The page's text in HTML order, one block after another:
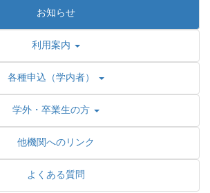
お知らせ
利用案内
各種申込（学内者）
学外・卒業生の方
他機関へのリンク
よくある質問